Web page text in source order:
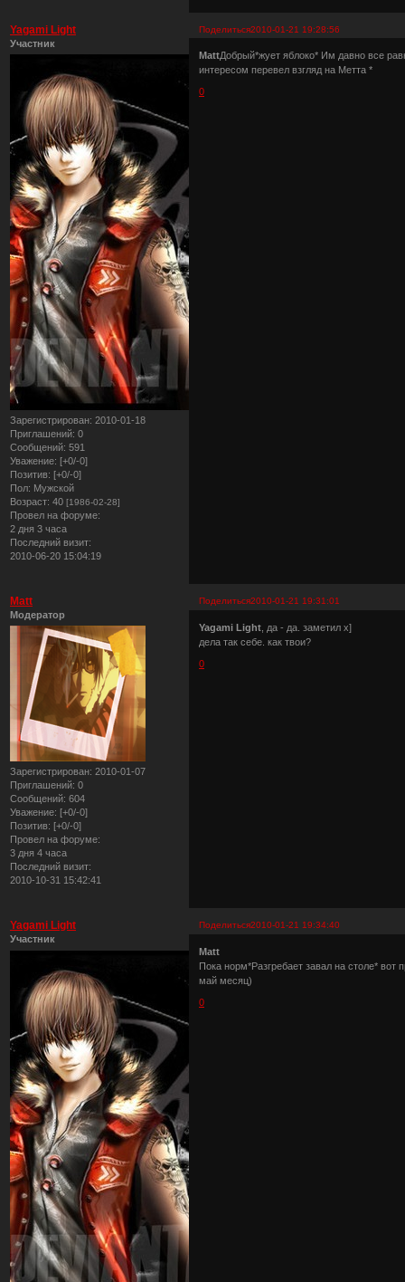
Поделиться2010-01-21 19:28:56
Yagami Light
Участник
Зарегистрирован: 2010-01-18
Приглашений: 0
Сообщений: 591
Уважение: [+0/-0]
Позитив: [+0/-0]
Пол: Мужской
Возраст: 40 [1986-02-28]
Провел на форуме:
2 дня 3 часа
Последний визит:
2010-06-20 15:04:19
MattДобрый*жует яблоко* Им давно все
интересом перевел взгляд на Метта *
0
Поделиться2010-01-21 19:31:01
Matt
Модератор
Зарегистрирован: 2010-01-07
Приглашений: 0
Сообщений: 604
Уважение: [+0/-0]
Позитив: [+0/-0]
Провел на форуме:
3 дня 4 часа
Последний визит:
2010-10-31 15:42:41
Yagami Light , да - да. заметил х]
дела так себе. как твои?
0
Поделиться2010-01-21 19:34:40
Yagami Light
Участник
Matt
Пока норм*Разгребает завал на столе*
май месяц)
0